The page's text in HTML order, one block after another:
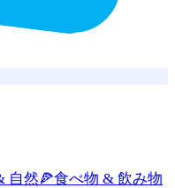
自然🍕食べ物 & 飲み物